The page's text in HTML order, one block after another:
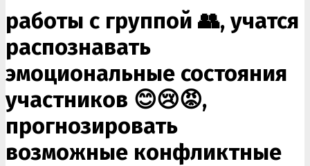
работы с группой 👥, учатся
распознавать
эмоциональные состояния
участников 😊😢😡,
прогнозировать
возможные конфликтные